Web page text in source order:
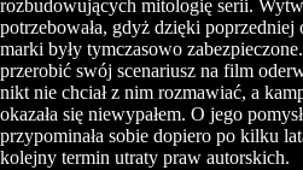
rozbudowujących mitologię serii.
potrzebowała, gdyż dzięki poprzedniej
marki były tymczasowo
przerobić swój scenariusz na film
nikt nie chciał z nim rozmawiać, a
okazała się niewypałem. O jego
przypominała sobie dopiero po kilku
kolejny termin utraty praw autorskich.